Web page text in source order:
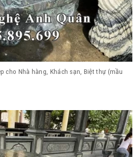
cho Nhà hàng, Khách sạn, Biệt thự (mầu